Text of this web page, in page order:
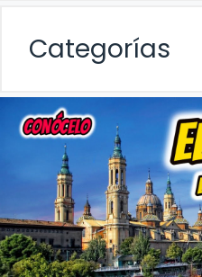
Categorías